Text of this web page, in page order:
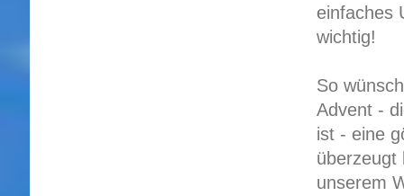
einfaches
wichtig!
So
Advent -
ist - eine
überzeugt
unserem